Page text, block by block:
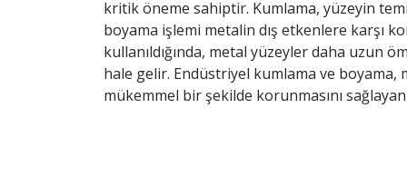
kritik öneme sahiptir. Kumlama, yüzeyin
boyama işlemi metalin dış etkenlere karşı
kullanıldığında, metal yüzeyler daha uzun
hale gelir. Endüstriyel kumlama ve
mükemmel bir şekilde korunmasını